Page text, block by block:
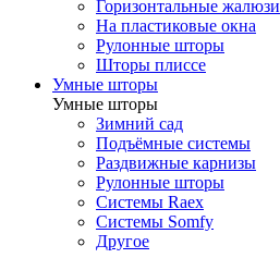
Горизонтальные жалюзи
На пластиковые окна
Рулонные шторы
Шторы плиссе
Умные шторы
Умные шторы
Зимний сад
Подъёмные системы
Раздвижные карнизы
Рулонные шторы
Системы Raex
Системы Somfy
Другое